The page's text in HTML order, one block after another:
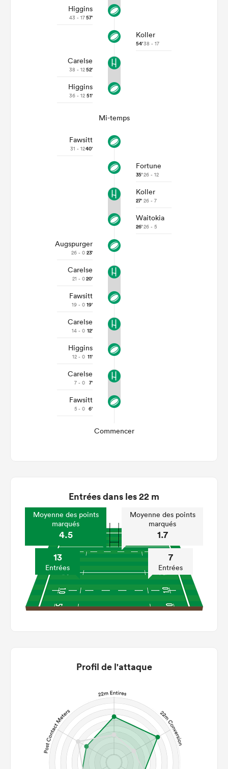
Higgins
43 - 1757'
Koller
54'38 - 17
Carelse
38 - 1252'
Higgins
36 - 12 51'
Mi-temps
Fawsitt
31 - 1240'
Fortune
35'26 - 12
Koller
27' 26 - 7
Waitokia
26'26 - 5
Augspurger
26 - 0 23'
Carelse
21 - 020'
Fawsitt
19 - 0 19'
Carelse
14 - 0 12'
Higgins
12 - 0 11'
Carelse
7 - 0 7'
Fawsitt
5 - 0 6'
Commencer
Entrées dans les 22 m
Moyenne des points
marqués
4.5
13
Entrées
Moyenne des points
marqués
1.7
7
Entrées
Profil de l'attaque